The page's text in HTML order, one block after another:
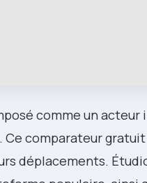
comme un
Ce comparateur
déplacements.